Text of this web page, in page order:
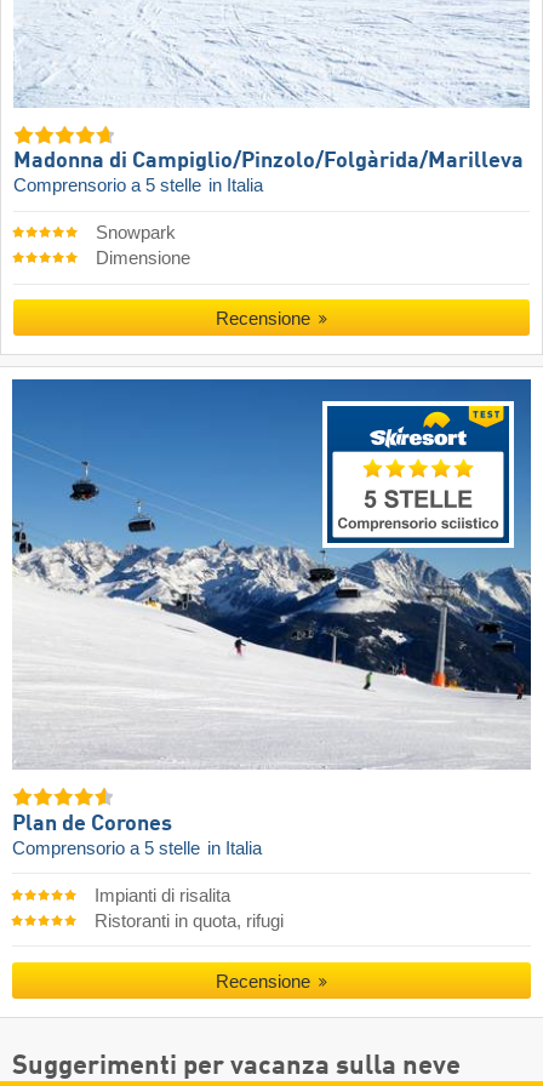
Madonna di Campiglio/​Pinzolo/​Folgàrida/​Marilleva
Comprensorio a 5 stelle in Italia
Snowpark
Dimensione
Recensione
Plan de Corones
Comprensorio a 5 stelle in Italia
Impianti di risalita
Ristoranti in quota, rifugi
Recensione
Suggerimenti per vacanza sulla neve